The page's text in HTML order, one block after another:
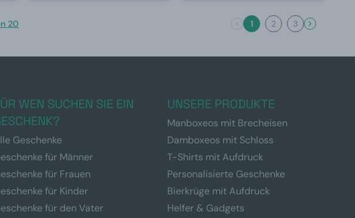
20 1 2 3
WEN SUCHEN SIE EIN
Geschenke
für Männer
für Frauen
für Kinder
für den Vater
UNSERE PRODUKTE
Manboxeos mit Brecheisen
Damboxeos mit Schloss
T-Shirts mit Aufdruck
Personalisierte Geschenke
Bierkrüge mit Aufdruck
Helfer & Gadgets